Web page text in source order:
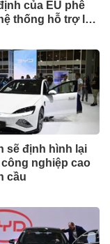
của EU phê
thống hỗ trợ lái
sẽ định hình lại
nghiệp cao
cầu